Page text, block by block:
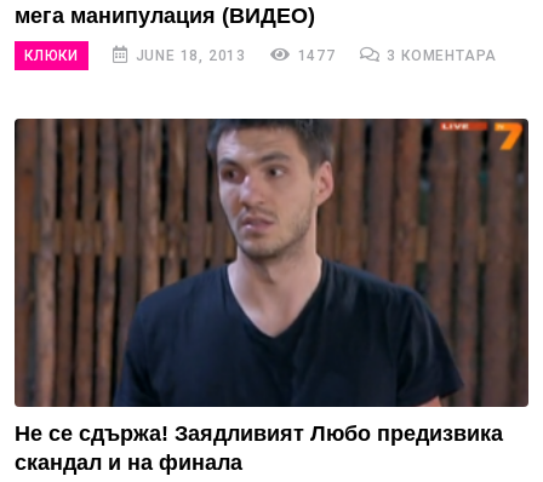
мега манипулация (ВИДЕО)
КЛЮКИ JUNE 18, 2013 1477 3 КОМЕНТАРА
Не се сдържа! Заядливият Любо предизвика
скандал и на финала